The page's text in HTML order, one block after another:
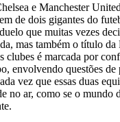
e Manchester
de dois gigantes do
que muitas vezes
mas também o título da
clubes é marcada por
envolvendo questões
vez que essas duas
no ar, como se o mundo